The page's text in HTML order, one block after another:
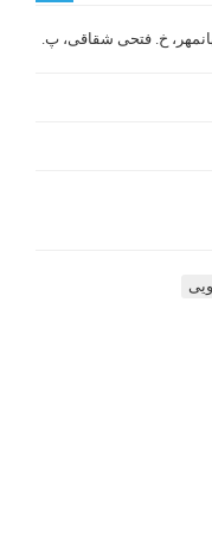
خ. فتحی شقاقی، پ.